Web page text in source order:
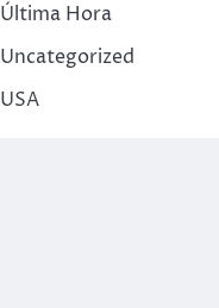
Última Hora
Uncategorized
USA